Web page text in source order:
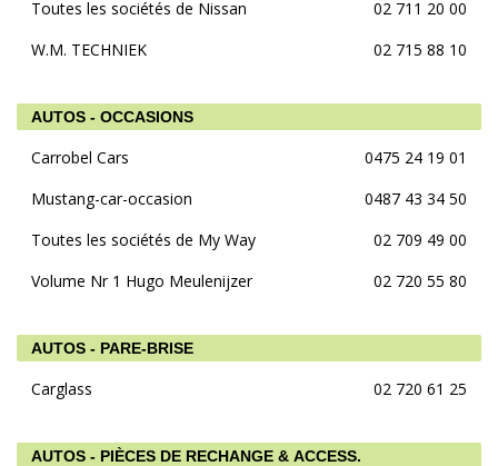
Toutes les sociétés de Nissan
02 711 20 00
W.M. TECHNIEK
02 715 88 10
AUTOS - OCCASIONS
Carrobel Cars
0475 24 19 01
Mustang-car-occasion
0487 43 34 50
Toutes les sociétés de My Way
02 709 49 00
Volume Nr 1 Hugo Meulenijzer
02 720 55 80
AUTOS - PARE-BRISE
Carglass 02 720 61 25
AUTOS - PIÈCES DE RECHANGE & ACCESS.